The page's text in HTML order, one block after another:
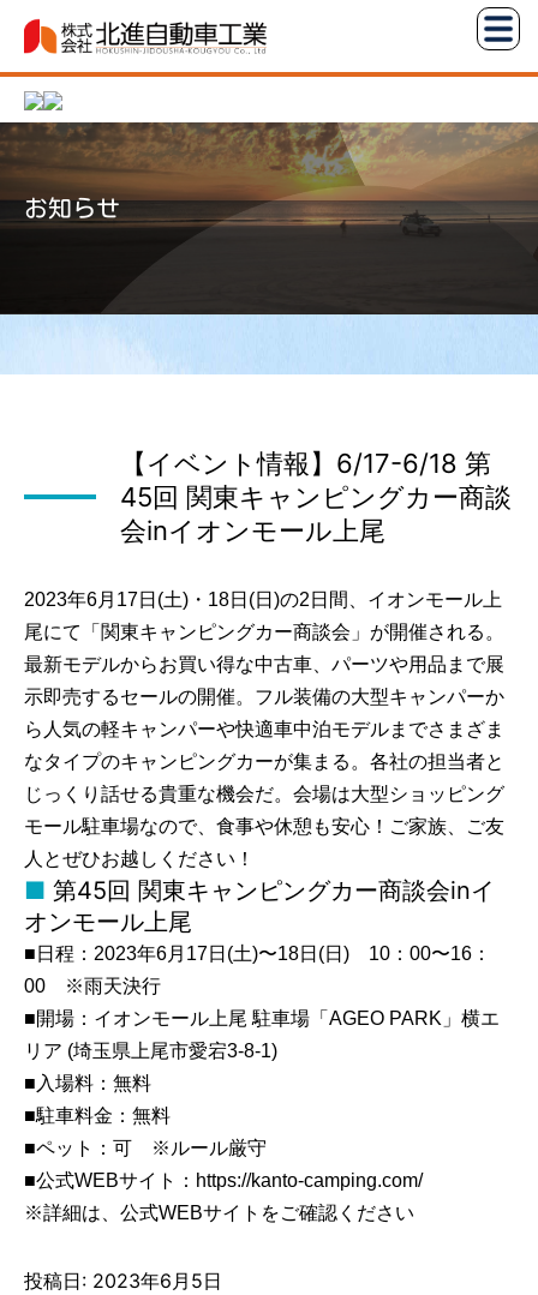
テ
ツ
へ
株
式
会
社
北
進
お知らせ
【イベント情報】6/17-6/18 第
45回 関東キャンピングカー商談
会inイオンモール上尾
2023年6月17日(土)・18日(日)の2日間、イオンモール上
尾にて「関東キャンピングカー商談会」が開催される。
最新モデルからお買い得な中古車、パーツや用品まで展
示即売するセールの開催。フル装備の大型キャンパーか
ら人気の軽キャンパーや快適車中泊モデルまでさまざま
なタイプのキャンピングカーが集まる。各社の担当者と
じっくり話せる貴重な機会だ。会場は大型ショッピング
モール駐車場なので、食事や休憩も安心！ご家族、ご友
人とぜひお越しください！
第45回 関東キャンピングカー商談会inイ
オンモール上尾
■日程：2023年6月17日(土)〜18日(日) 10：00〜16：
00 ※雨天決行
■開場：イオンモール上尾 駐車場「AGEO PARK」横エ
リア (埼玉県上尾市愛宕3-8-1)
■入場料：無料
■駐車料金：無料
■ペット：可 ※ルール厳守
■公式WEBサイト： https://kanto-camping.com/
※詳細は、公式WEBサイトをご確認ください
投稿日: 2023年6月5日